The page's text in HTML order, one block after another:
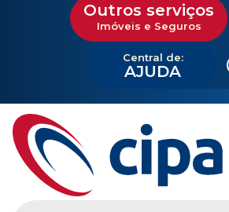
Outros serviços
Imóveis e Seguros
Central de:
AJUDA